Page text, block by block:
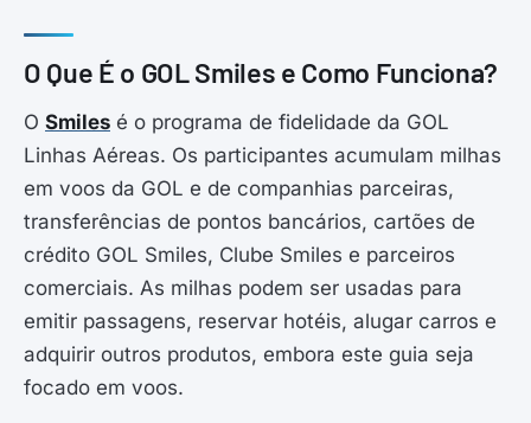
O Que É o GOL Smiles e Como Funciona?
O Smiles é o programa de fidelidade da GOL
Linhas Aéreas. Os participantes acumulam milhas
em voos da GOL e de companhias parceiras,
transferências de pontos bancários, cartões de
crédito GOL Smiles, Clube Smiles e parceiros
comerciais. As milhas podem ser usadas para
emitir passagens, reservar hotéis, alugar carros e
adquirir outros produtos, embora este guia seja
focado em voos.